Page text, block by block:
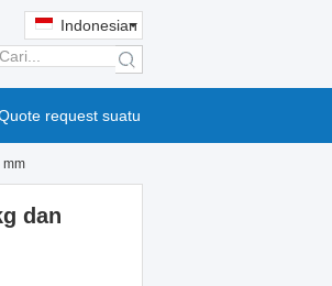
Indonesian
search
request suatu
mm
dan